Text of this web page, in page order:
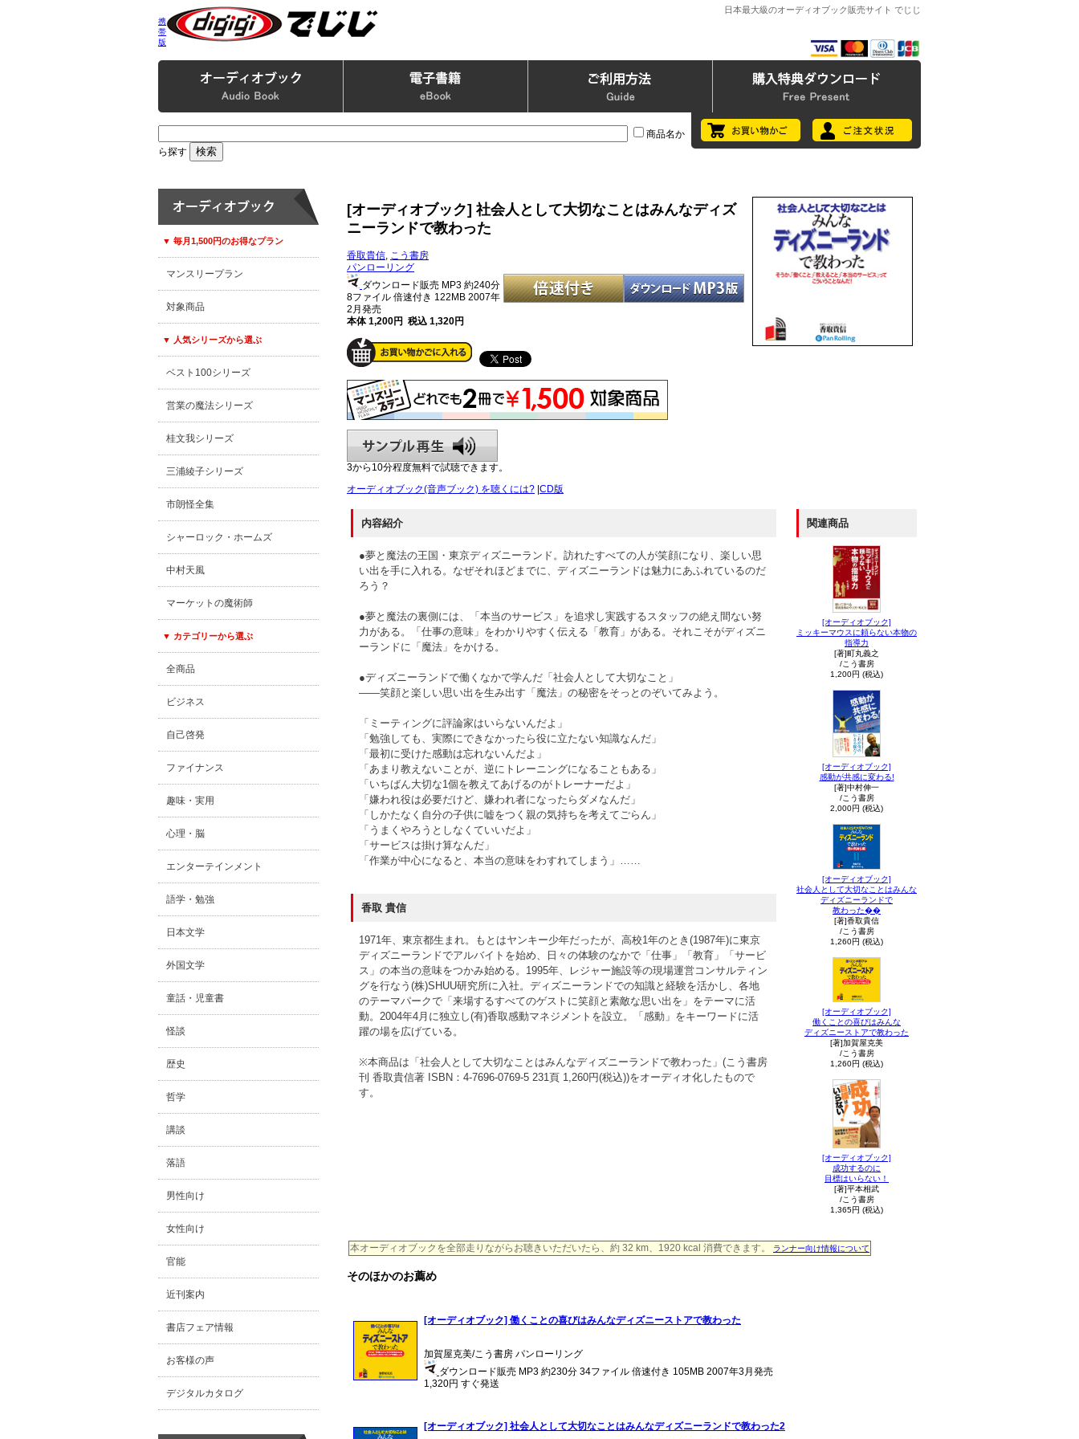
携
帯
版
日本最大級のオーディオブック販売サイト でじじ
商品名か
ら探す
▼ 毎月1,500円のお得なプラン
マンスリープラン
対象商品
▼ 人気シリーズから選ぶ
ベスト100シリーズ
営業の魔法シリーズ
桂文我シリーズ
三浦綾子シリーズ
市朗怪全集
シャーロック・ホームズ
中村天風
マーケットの魔術師
▼ カテゴリーから選ぶ
全商品
ビジネス
自己啓発
ファイナンス
趣味・実用
心理・脳
エンターテインメント
語学・勉強
日本文学
外国文学
童話・児童書
怪談
歴史
哲学
講談
落語
男性向け
女性向け
官能
近刊案内
書店フェア情報
お客様の声
デジタルカタログ
[オーディオブック] 社会人として大切なことはみんなディズ
ニーランドで教わった
香取貴信, こう書房
パンローリング
ダウンロード販売 MP3 約240分
8ファイル 倍速付き 122MB 2007年
2月発売
本体 1,200円 税込 1,320円
3から10分程度無料で試聴できます。
オーディオブック(音声ブック) を聴くには? |CD版
内容紹介
●夢と魔法の王国・東京ディズニーランド。訪れたすべての人が笑顔になり、楽しい思
い出を手に入れる。なぜそれほどまでに、ディズニーランドは魅力にあふれているのだ
ろう？
●夢と魔法の裏側には、「本当のサービス」を追求し実践するスタッフの絶え間ない努
力がある。「仕事の意味」をわかりやすく伝える「教育」がある。それこそがディズニ
ーランドに「魔法」をかける。
●ディズニーランドで働くなかで学んだ「社会人として大切なこと」
――笑顔と楽しい思い出を生み出す「魔法」の秘密をそっとのぞいてみよう。
「ミーティングに評論家はいらないんだよ」
「勉強しても、実際にできなかったら役に立たない知識なんだ」
「最初に受けた感動は忘れないんだよ」
「あまり教えないことが、逆にトレーニングになることもある」
「いちばん大切な1個を教えてあげるのがトレーナーだよ」
「嫌われ役は必要だけど、嫌われ者になったらダメなんだ」
「しかたなく自分の子供に嘘をつく親の気持ちを考えてごらん」
「うまくやろうとしなくていいだよ」
「サービスは掛け算なんだ」
「作業が中心になると、本当の意味をわすれてしまう」……
香取 貴信
1971年、東京都生まれ。もとはヤンキー少年だったが、高校1年のとき(1987年)に東京
ディズニーランドでアルバイトを始め、日々の体験のなかで「仕事」「教育」「サービ
ス」の本当の意味をつかみ始める。1995年、レジャー施設等の現場運営コンサルティン
グを行なう(株)SHUU研究所に入社。ディズニーランドでの知識と経験を活かし、各地
のテーマパークで「来場するすべてのゲストに笑顔と素敵な思い出を」をテーマに活
動。2004年4月に独立し(有)香取感動マネジメントを設立。「感動」をキーワードに活
躍の場を広げている。
※本商品は「社会人として大切なことはみんなディズニーランドで教わった」(こう書房
刊 香取貴信著 ISBN：4-7696-0769-5 231頁 1,260円(税込))をオーディオ化したもので
す。
関連商品
[オーディオブック]
ミッキーマウスに頼らない本物の
指導力
[著]町丸義之
/こう書房
1,200円 (税込)
[オーディオブック]
感動が共感に変わる!
[著]中村伸一
/こう書房
2,000円 (税込)
[オーディオブック]
社会人として大切なことはみんな
ディズニーランドで
教わった��
[著]香取貴信
/こう書房
1,260円 (税込)
[オーディオブック]
働くことの喜びはみんな
ディズニーストアで教わった
[著]加賀屋克美
/こう書房
1,260円 (税込)
[オーディオブック]
成功するのに
目標はいらない！
[著]平本相武
/こう書房
1,365円 (税込)
本オーディオブックを全部走りながらお聴きいただいたら、約 32 km、1920 kcal 消費できます。 ランナー向け情報について
そのほかのお薦め
[オーディオブック] 働くことの喜びはみんなディズニーストアで教わった
加賀屋克美/こう書房 パンローリング
ダウンロード販売 MP3 約230分 34ファイル 倍速付き 105MB 2007年3月発売
1,320円 すぐ発送
[オーディオブック] 社会人として大切なことはみんなディズニーランドで教わった2